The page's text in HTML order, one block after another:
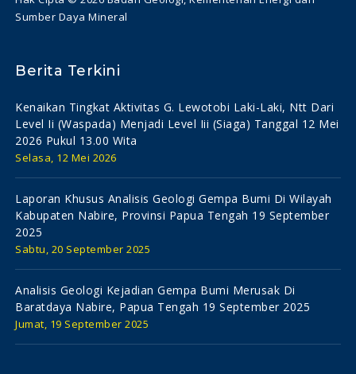
Sumber Daya Mineral
Berita Terkini
Kenaikan Tingkat Aktivitas G. Lewotobi Laki-Laki, Ntt Dari
Level Ii (waspada) Menjadi Level Iii (siaga) Tanggal 12 Mei
2026 Pukul 13.00 Wita
Selasa, 12 Mei 2026
Laporan Khusus Analisis Geologi Gempa Bumi Di Wilayah
Kabupaten Nabire, Provinsi Papua Tengah 19 September
2025
Sabtu, 20 September 2025
Analisis Geologi Kejadian Gempa Bumi Merusak Di
Baratdaya Nabire, Papua Tengah 19 September 2025
Jumat, 19 September 2025